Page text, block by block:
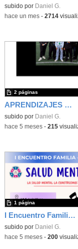
subido por Daniel G.
-hace un mes- 2714
APRENDIZAJES GRACIAS A LA FUNDACIÓN EXIT CON GRUPOS DE GRADO BÁSICO
Contenido educativo.
subido por Daniel G.
2 páginas
-hace 5 meses- 215
I Encuentro Familia-Escuela, salud mental y bienestar emocional
Contenido educativo.
subido por Daniel G.
1 página
-hace 5 meses- 200